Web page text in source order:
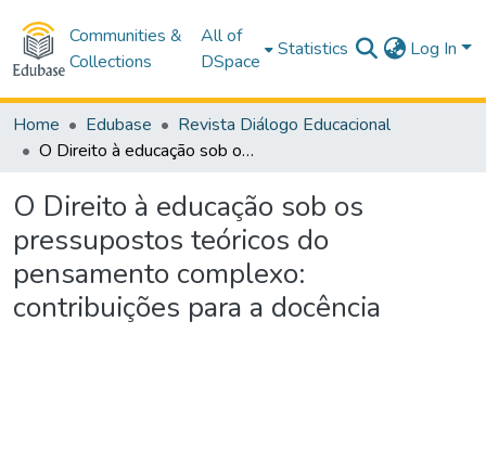
Communities &
Collections
All of
DSpace
Statistics Log In
Home Edubase
Revista Diálogo Educacional
O Direito à educação sob os pressupostos teóricos do pensamento complexo: contribuições para a docência
O Direito à educação sob os
pressupostos teóricos do
pensamento complexo:
contribuições para a docência